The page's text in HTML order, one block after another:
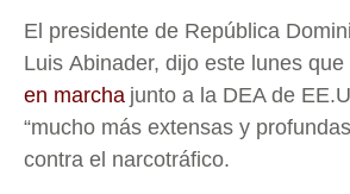
El presidente de República
Luis Abinader, dijo este lunes
en marcha junto a la DEA de
“mucho más extensas y
contra el narcotráfico.